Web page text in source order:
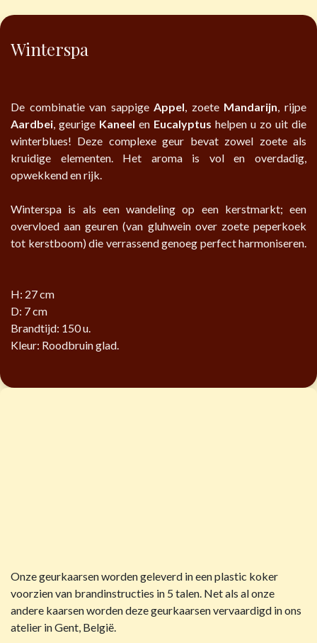
Winterspa
De combinatie van sappigeAppel, zoeteMandarijn, rijpe
Aardbei, geurige Kaneel en Eucalyptus helpen u zo uit die
winterblues! Deze complexe geur bevat zowel zoete als
kruidige elementen. Het aroma is vol en overdadig,
opwekkend en rijk.
Winterspa is als een wandeling op een kerstmarkt; een
overvloed aan geuren (van gluhwein over zoete peperkoek
tot kerstboom) die verrassend genoeg perfect harmoniseren.
H: 27 cm
D: 7 cm
Brandtijd: 150 u.
Kleur: Roodbruin glad.
Onze geurkaarsen worden geleverd in een plastic koker
voorzien van brandinstructies in 5 talen. Net als al onze
andere kaarsen worden deze geurkaarsen vervaardigd in ons
atelier in Gent, België.